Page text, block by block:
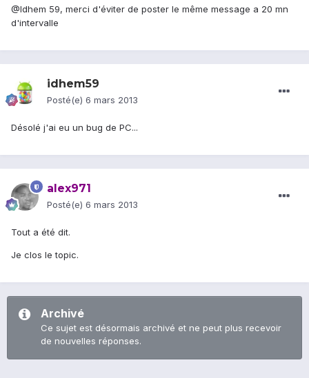
@Idhem 59, merci d'éviter de poster le même message a 20 mn
d'intervalle
idhem59
Posté(e) 6 mars 2013
Désolé j'ai eu un bug de PC...
alex971
Posté(e) 6 mars 2013
Tout a été dit.
Je clos le topic.
Archivé
Ce sujet est désormais archivé et ne peut plus recevoir
de nouvelles réponses.